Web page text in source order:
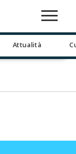
Attualità